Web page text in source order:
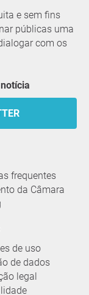
e sem fins
públicas uma
com os
frequentes
da Câmara
de uso
de dados
legal